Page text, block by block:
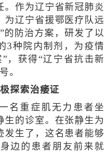
。作为辽宁省新冠肺炎
为辽宁省援鄂医疗队远
的防治方案，研发了以
3种院内制剂，为疫情
，获得“辽宁省抗击新
。
探索治痿证
名重症肌无力患者坐
生的诊室。在张静生为
发生了，这名患者能够
边的患者朋友前来就